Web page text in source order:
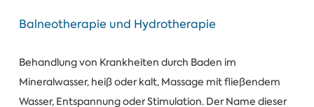
Balneotherapie und Hydrotherapie
Behandlung von Krankheiten durch Baden im
Mineralwasser, heiß oder kalt, Massage mit fließendem
Wasser, Entspannung oder Stimulation. Der Name dieser